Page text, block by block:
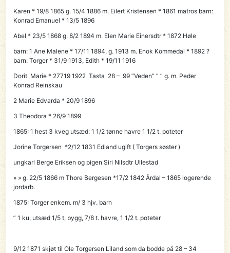
Karen * 19/8 1865 g. 15/4 1886 m. Eilert Kristensen * 1861 matros barn:
Konrad Emanuel * 13/5 1896
Abel * 23/5 1868 g. 8/2 1894 m. Elen Marie Einersdtr * 1872 Høle
barn: 1 Ane Malene * 17/11 1894, g. 1913 m. Enok Kommedal * 1892 ?
barn: Torger * 31/9 1913, Edith * 19/11 1916
Dorit Marie * 27719 1922 Tasta 28 – 99 ”Veden” ” ”g. m. Peder
Konrad Reinskau
2 Marie Edvarda * 20/9 1896
3 Theodora * 26/9 1899
1865: 1 hest 3 kveg utsæd: 1 1/2 tønne havre 1 1/2 t. poteter
Jorine Torgersen *2/12 1831 Edland ugift ( Torgers søster )
ungkarl Berge Eriksen og pigen Siri Nilsdtr Ullestad
» » g. 22/5 1866 m Thore Bergesen *17/2 1842 Årdal – 1865 logerende
jordarb.
1875: Torger enkem. m/ 3 hjv. barn
” 1 ku, utsæd 1/5 t, bygg, 7/8 t. havre, 1 1/2 t. poteter
9/12 1871 skjøt til Ole Torgersen Liland som da bodde på 28 – 34